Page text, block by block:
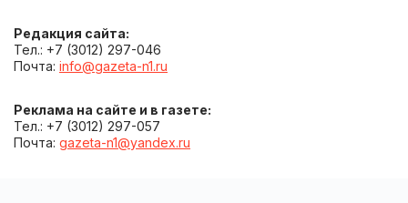
Редакция сайта:
Тел.: +7 (3012) 297-046
Почта: info@gazeta-n1.ru
Реклама на сайте и в газете:
Тел.: +7 (3012) 297-057
Почта: gazeta-n1@yandex.ru